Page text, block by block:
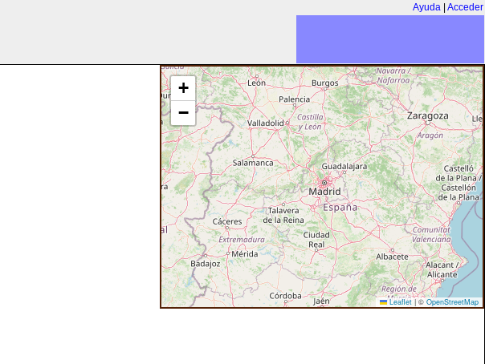
Ayuda Acceder
+
−
Leaflet | © OpenStreetMap